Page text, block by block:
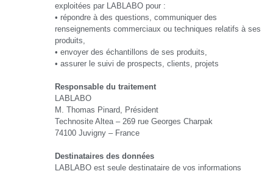
exploitées par LABLABO pour :
• répondre à des questions, communiquer des
renseignements commerciaux ou techniques relatifs à ses
produits,
• envoyer des échantillons de ses produits,
• assurer le suivi de prospects, clients, projets
Responsable du traitement
LABLABO
M. Thomas Pinard, Président
Technosite Altea – 269 rue Georges Charpak
74100 Juvigny – France
Destinataires des données
LABLABO est seule destinataire de vos informations